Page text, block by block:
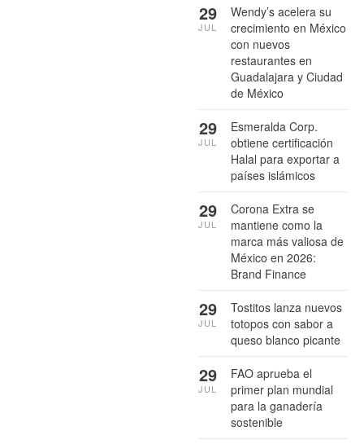
Wendy’s acelera su
crecimiento en México
con nuevos
restaurantes en
Guadalajara y Ciudad
de México
29
JUL
Esmeralda Corp.
obtiene certificación
Halal para exportar a
países islámicos
29
JUL
Corona Extra se
mantiene como la
marca más valiosa de
México en 2026:
Brand Finance
29
JUL
Tostitos lanza nuevos
totopos con sabor a
queso blanco picante
29
JUL
FAO aprueba el
primer plan mundial
para la ganadería
sostenible
29
JUL